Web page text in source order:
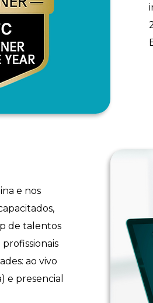
e nos
de talentos
ao vivo
e presencial